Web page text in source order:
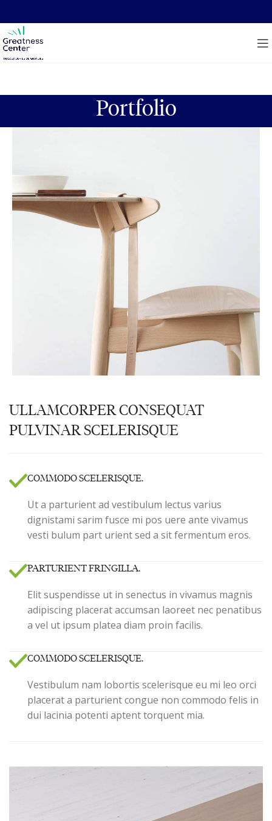
Portfolio
ULLAMCORPER CONSEQUAT
PULVINAR SCELERISQUE
COMMODO SCELERISQUE.
Ut a parturient ad vestibulum lectus varius
dignistami sarim fusce mi pos uere ante vivamus
vesti bulum part urient sed a sit fermentum eros.
PARTURIENT FRINGILLA.
Elit suspendisse ut in senectus in vivamus magnis
adipiscing placerat accumsan laoreet nec penatibus
a vel ut ipsum platea diam proin facilis.
COMMODO SCELERISQUE.
Vestibulum nam lobortis scelerisque eu mi leo orci
placerat a parturient congue non commodo felis in
dui lacinia potenti aptent torquent mia.